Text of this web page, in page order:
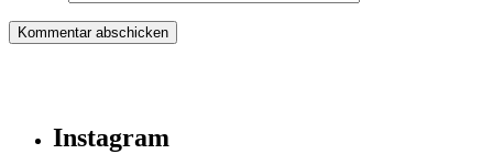
Instagram